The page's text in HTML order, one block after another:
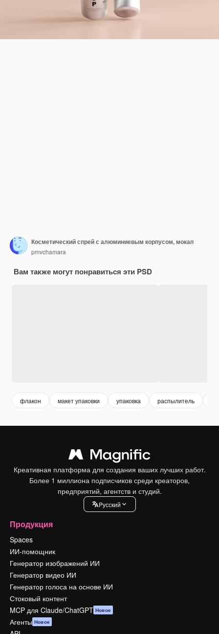
Косметический спрей с алюминиевым корпусом, мокап
pmvchamara
Вам также могут понравиться эти PSD
флакон макет упаковки упаковка распылитель
Креативная платформа для создания ваших лучших работ.
Более 1 миллиона подписчиков среди креаторов,
предприятий, агентств и студий.
Pусский
Продукция
Spaces
ИИ-помощник
Генератор изображений ИИ
Генератор видео ИИ
Генератор голоса на основе ИИ
Стоковый контент
MCP для Claude/ChatGPT Новое
Агенты Новое